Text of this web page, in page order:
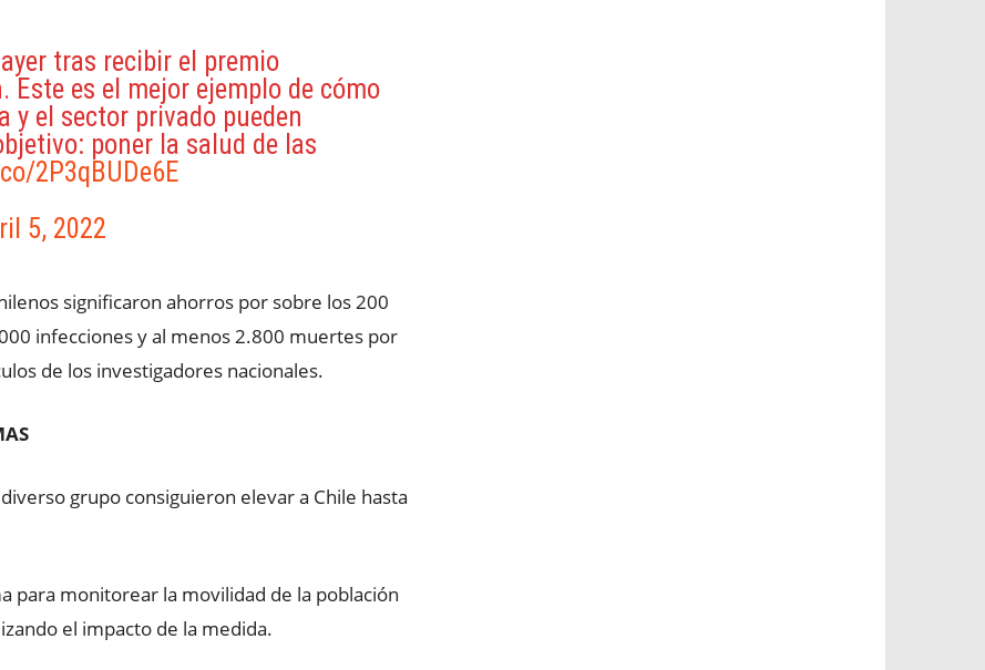
tras recibir el premio
es el mejor ejemplo de cómo
y el sector privado pueden
poner la salud de las
2P3qBUDe6E
5, 2022
significaron ahorros por sobre los 200
infecciones y al menos 2.800 muertes por
de los investigadores nacionales.
grupo consiguieron elevar a Chile hasta
para monitorear la movilidad de la población
el impacto de la medida.